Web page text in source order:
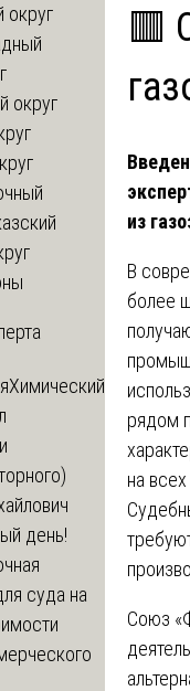
🟥
из
В
более
рядом
на
Союз
округ
округ
Химический
день!
суда на